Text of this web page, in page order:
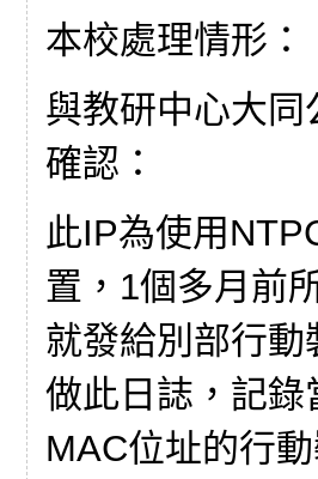
本校處理情形：
與教研中心大
確認：
此IP為使用
置，1個多月前
就發給別部行
做此日誌，記
MAC位址的行